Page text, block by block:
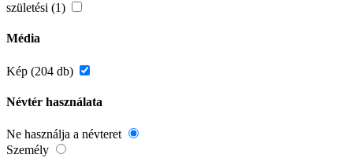
születési (1)
Média
Kép (204 db)
Névtér használata
Ne használja a névteret
Személy